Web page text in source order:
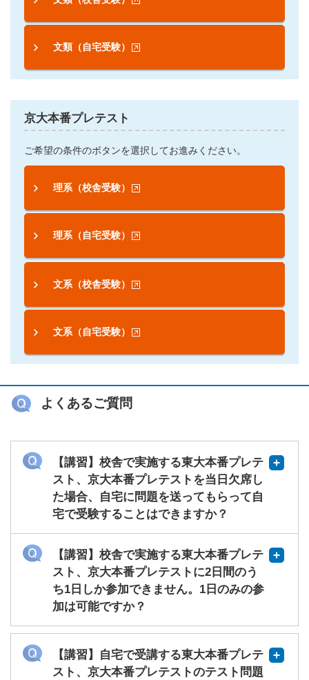
文類（自宅受験）
京大本番プレテスト
ご希望の条件のボタンを選択してお進みください。
理系（校舎受験）
理系（自宅受験）
文系（校舎受験）
文系（自宅受験）
よくあるご質問
【講習】校舎で実施する東大本番プレテ
スト、京大本番プレテストを当日欠席し
た場合、自宅に問題を送ってもらって自
宅で受験することはできますか？
【講習】校舎で実施する東大本番プレテ
スト、京大本番プレテストに2日間のう
ち1日しか参加できません。1日のみの参
加は可能ですか？
【講習】自宅で受講する東大本番プレテ
スト、京大本番プレテストのテスト問題